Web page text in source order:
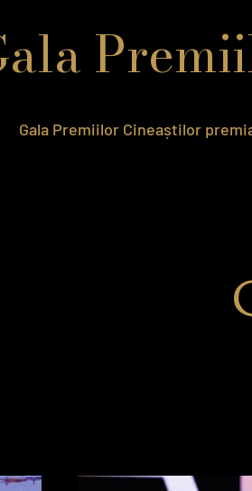
Gala Premiilor Cineaștilor